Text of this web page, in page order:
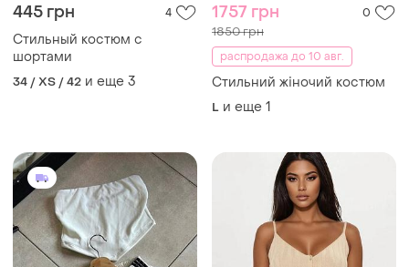
445 грн 4
Стильный костюм с
шортами
34 / XS / 42 и еще 3
1757 грн 0
1850 грн
распродажа до 10 авг.
Стильний жіночий костюм
L и еще 1